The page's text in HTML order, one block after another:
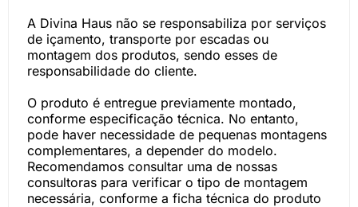
A Divina Haus não se responsabiliza por serviços
de içamento, transporte por escadas ou
montagem dos produtos, sendo esses de
responsabilidade do cliente.
O produto é entregue previamente montado,
conforme especificação técnica. No entanto,
pode haver necessidade de pequenas montagens
complementares, a depender do modelo.
Recomendamos consultar uma de nossas
consultoras para verificar o tipo de montagem
necessária, conforme a ficha técnica do produto